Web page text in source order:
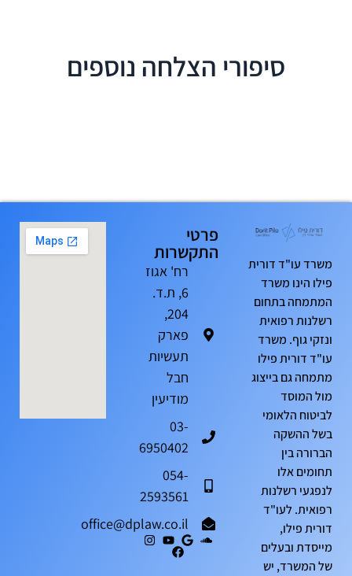
סיפורי הצלחה נוספים
משרד עו"ד דורית
פילו הינו משרד
המתמחה בתחום
רשלנות רפואית
ונזקי גוף. משרד
עו"ד דורית פילו
מתמחה גם בייצוג
מול המוסד
לביטוח הלאומי
בשל ההשקה
הברורה בין
תחומים אלו
לנפגעי רשלנות
רפואית. לעו"ד
דורית פילו,
מייסדת ובעלים
של המשרד, יש
פרטי
התקשרות
רח' אגוז
6, ת.ד.
204,
פארק
תעשיות
חבל
מודיעין
03-
6950402
054-
2593561
office@dplaw.co.il